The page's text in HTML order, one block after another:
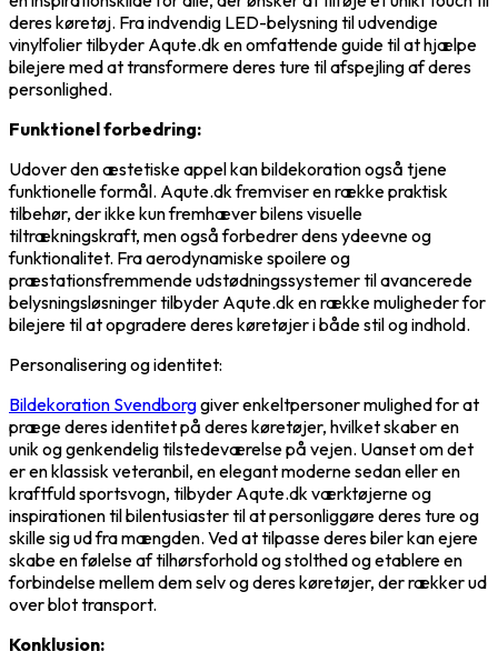
deres køretøj. Fra indvendig LED-belysning til udvendige
vinylfolier tilbyder Aqute.dk en omfattende guide til at hjælpe
bilejere med at transformere deres ture til afspejling af deres
personlighed.
Funktionel forbedring:
Udover den æstetiske appel kan bildekoration også tjene
funktionelle formål. Aqute.dk fremviser en række praktisk
tilbehør, der ikke kun fremhæver bilens visuelle
tiltrækningskraft, men også forbedrer dens ydeevne og
funktionalitet. Fra aerodynamiske spoilere og
præstationsfremmende udstødningssystemer til avancerede
belysningsløsninger tilbyder Aqute.dk en række muligheder for
bilejere til at opgradere deres køretøjer i både stil og indhold.
Personalisering og identitet:
Bildekoration Svendborggiver enkeltpersoner mulighed for at
præge deres identitet på deres køretøjer, hvilket skaber en
unik og genkendelig tilstedeværelse på vejen. Uanset om det
er en klassisk veteranbil, en elegant moderne sedan eller en
kraftfuld sportsvogn, tilbyder Aqute.dk værktøjerne og
inspirationen til bilentusiaster til at personliggøre deres ture og
skille sig ud fra mængden. Ved at tilpasse deres biler kan ejere
skabe en følelse af tilhørsforhold og stolthed og etablere en
forbindelse mellem dem selv og deres køretøjer, der rækker ud
over blot transport.
Konklusion: